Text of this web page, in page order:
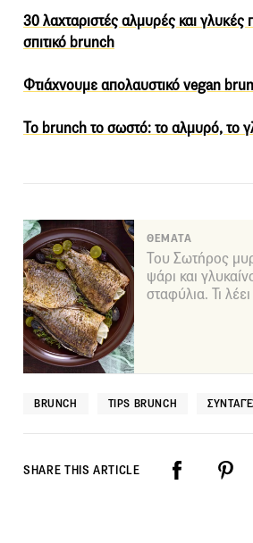
30 λαχταριστές αλμυρές και γλυκές
σπιτικό brunch
Φτιάχνουμε απολαυστικό vegan
Το brunch το σωστό: το αλμυρό, το
ΘΕΜΑΤΑ
Του Σωτήρος
ψάρι και
σταφύλια. Τι
BRUNCH TIPS BRUNCH
SHARE THIS ARTICLE